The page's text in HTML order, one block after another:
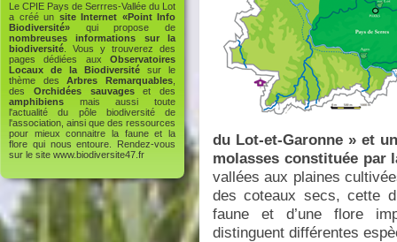
Le CPIE Pays de Serrres-Vallée du Lot
a créé un site Internet «Point Info
Biodiversité» qui propose de
nombreuses informations sur la
biodiversité . Vous y trouverez des
pages dédiées aux Observatoires
Locaux de la Biodiversité sur le
thème desArbres Remarquables
des Orchidées sauvageset des
amphibiens mais aussi toute
l'actualité du pôle biodiversité de
l'association, ainsi que des ressources
pour mieux connaitre la faune et la
flore qui nous entoure. Rendez-vous
sur le site www.biodiversite47.fr
du Lot-et-Garonne » et
molasses constituée par
vallées aux plaines
des coteaux secs, cette
faune et d’une flore
distinguent différentes